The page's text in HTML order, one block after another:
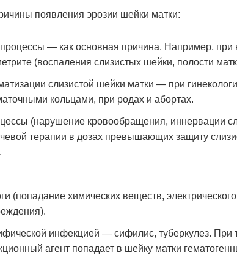
появления эрозии шейки матки:
— как основная причина. Например, при
(воспаления слизистых шейки, полости
слизистой шейки матки — при
кольцами, при родах и абортах.
(нарушение кровообращения, иннервации
терапии в дозах превышающих защиту
(попадание химических веществ,
инфекцией — сифилис, туберкулез. При
агент попадает в шейку матки